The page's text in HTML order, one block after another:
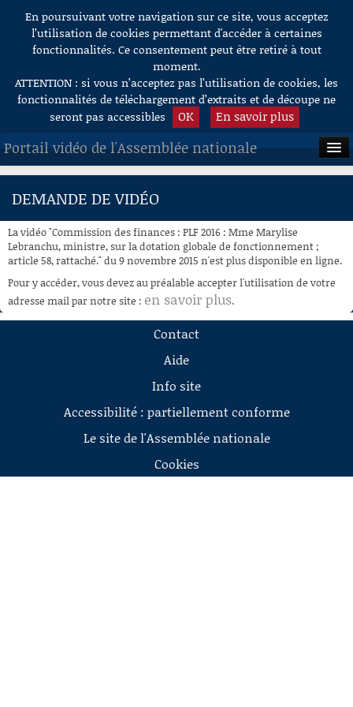
Aller au contenu
En poursuivant votre navigation sur ce site, vous acceptez
l’utilisation de cookies permettant d'accéder à certaines
fonctionnalités. Ce consentement peut être retiré à tout
moment.
ATTENTION : si vous n’acceptez pas l’utilisation de cookies, les
fonctionnalités de téléchargement d’extraits et de découpe ne
seront pas accessibles
OK En savoir plus
Portail vidéo de l'Assemblée nationale
ACCUEIL
À LA DEMANDE
RECHERCHE
AIDE À LA DÉCOUPE
DE VIDÉOS
DEMANDE DE VIDÉO
La vidéo "Commission des finances : PLF 2016 : Mme Marylise
Lebranchu, ministre, sur la dotation globale de fonctionnement ;
article 58, rattaché." du 9 novembre 2015 n'est plus disponible en ligne.
Pour y accéder, vous devez au préalable accepter l'utilisation de votre
adresse mail par notre site : en savoir plus.
Contact
Aide
Info site
Accessibilité : partiellement conforme
Le site de l'Assemblée nationale
Cookies